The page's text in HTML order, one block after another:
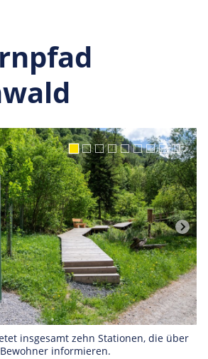
insgesamt zehn Stationen, die über
informieren.